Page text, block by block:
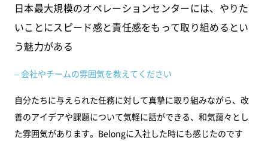
日本最大規模のオペレーションセンターには、やりた
いことにスピード感と責任感をもって取り組めるとい
う魅力がある
– 会社やチームの雰囲気を教えてください
自分たちに与えられた任務に対して真摯に取り組みながら、改
善のアイデアや課題について気軽に話ができる、和気藹々とし
た雰囲気があります。Belongに入社した時にも感じたのです